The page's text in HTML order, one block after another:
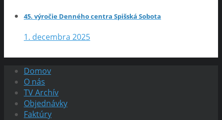
45. výročie Denného centra Spišská Sobota
1. decembra 2025
Domov
O nás
TV Archív
Objednávky
Faktúry